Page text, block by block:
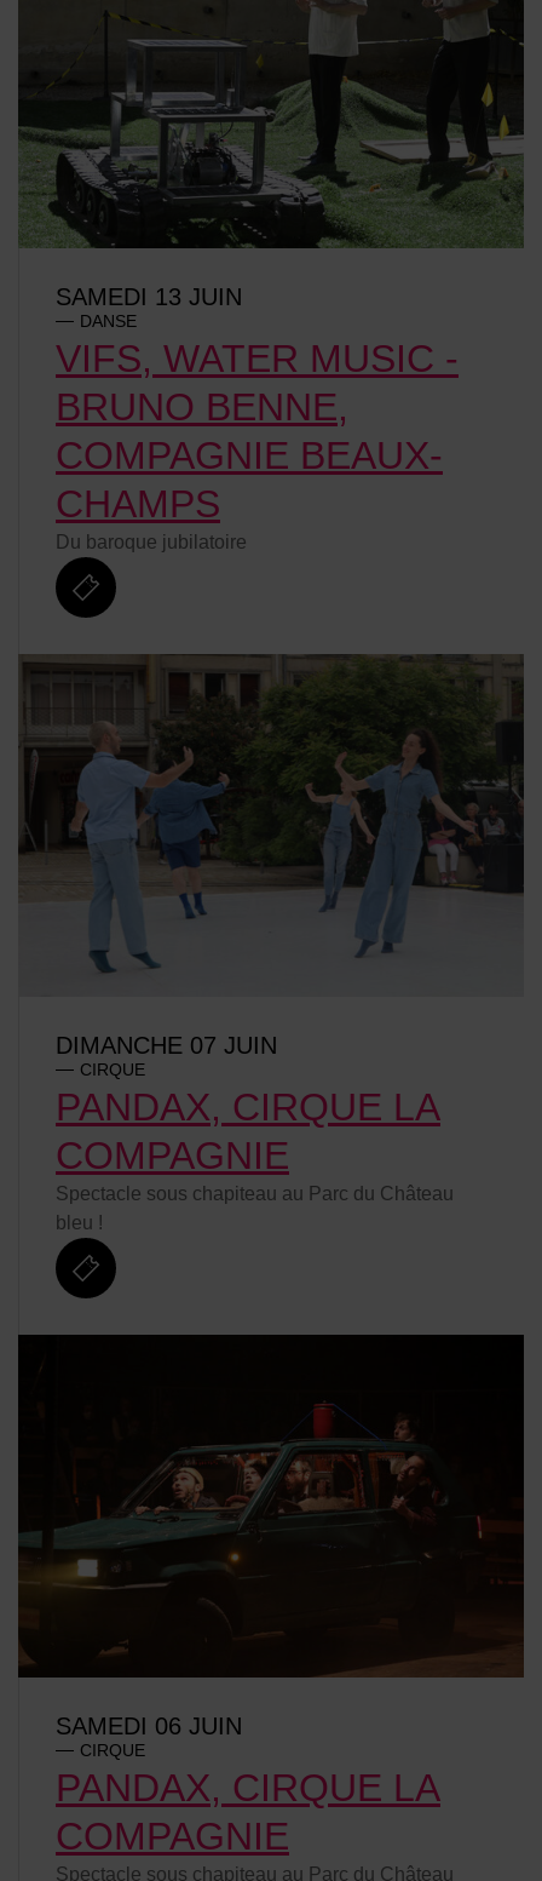
VIFS, WATER MUSIC -
BRUNO BENNE,
COMPAGNIE BEAUX-
CHAMPS
SAMEDI 13 JUIN
DANSE
Du baroque jubilatoire
billetterie
PANDAX, CIRQUE LA
COMPAGNIE
DIMANCHE 07 JUIN
CIRQUE
Spectacle sous chapiteau au Parc du Château
bleu !
billetterie
PANDAX, CIRQUE LA
COMPAGNIE
SAMEDI 06 JUIN
CIRQUE
Spectacle sous chapiteau au Parc du Château